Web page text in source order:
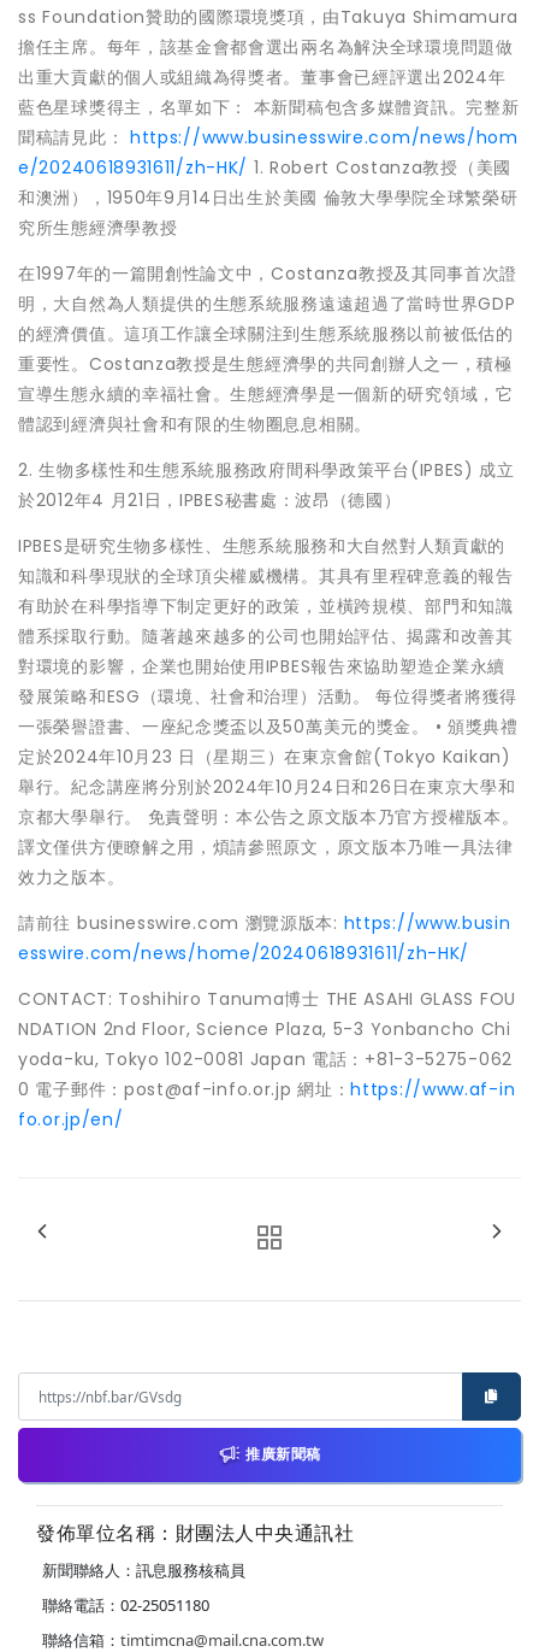
ss Foundation贊助的國際環境獎項，由Takuya Shimamura
擔任主席。每年，該基金會都會選出兩名為解決全球環境問題做
出重大貢獻的個人或組織為得獎者。董事會已經評選出2024年
藍色星球獎得主，名單如下： 本新聞稿包含多媒體資訊。完整新
聞稿請見此： https://www.businesswire.com/news/hom
e/20240618931611/zh-HK/ 1. Robert Costanza教授（美國
和澳洲），1950年9月14日出生於美國 倫敦大學學院全球繁榮研
究所生態經濟學教授
在1997年的一篇開創性論文中，Costanza教授及其同事首次證
明，大自然為人類提供的生態系統服務遠遠超過了當時世界GDP
的經濟價值。這項工作讓全球關注到生態系統服務以前被低估的
重要性。Costanza教授是生態經濟學的共同創辦人之一，積極
宣導生態永續的幸福社會。生態經濟學是一個新的研究領域，它
體認到經濟與社會和有限的生物圈息息相關。
2. 生物多樣性和生態系統服務政府間科學政策平台(IPBES) 成立
於2012年4 月21日，IPBES秘書處：波昂（德國）
IPBES是研究生物多樣性、生態系統服務和大自然對人類貢獻的
知識和科學現狀的全球頂尖權威機構。其具有里程碑意義的報告
有助於在科學指導下制定更好的政策，並橫跨規模、部門和知識
體系採取行動。隨著越來越多的公司也開始評估、揭露和改善其
對環境的影響，企業也開始使用IPBES報告來協助塑造企業永續
發展策略和ESG（環境、社會和治理）活動。 每位得獎者將獲得
一張榮譽證書、一座紀念獎盃以及50萬美元的獎金。 • 頒獎典禮
定於2024年10月23 日（星期三）在東京會館(Tokyo Kaikan)
舉行。紀念講座將分別於2024年10月24日和26日在東京大學和
京都大學舉行。 免責聲明：本公告之原文版本乃官方授權版本。
譯文僅供方便瞭解之用，煩請參照原文，原文版本乃唯一具法律
效力之版本。
請前往 businesswire.com 瀏覽源版本: https://www.busin
esswire.com/news/home/20240618931611/zh-HK/
CONTACT: Toshihiro Tanuma博士 THE ASAHI GLASS FOU
NDATION 2nd Floor, Science Plaza, 5-3 Yonbancho Chi
yoda-ku, Tokyo 102-0081 Japan 電話：+81-3-5275-062
0 電子郵件：post@af-info.or.jp 網址：https://www.af-in
fo.or.jp/en/
推廣新聞稿
發佈單位名稱：財團法人中央通訊社
新聞聯絡人：訊息服務核稿員
聯絡電話：02-25051180
聯絡信箱： timtimcna@mail.cna.com.tw